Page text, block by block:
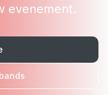
evenement.